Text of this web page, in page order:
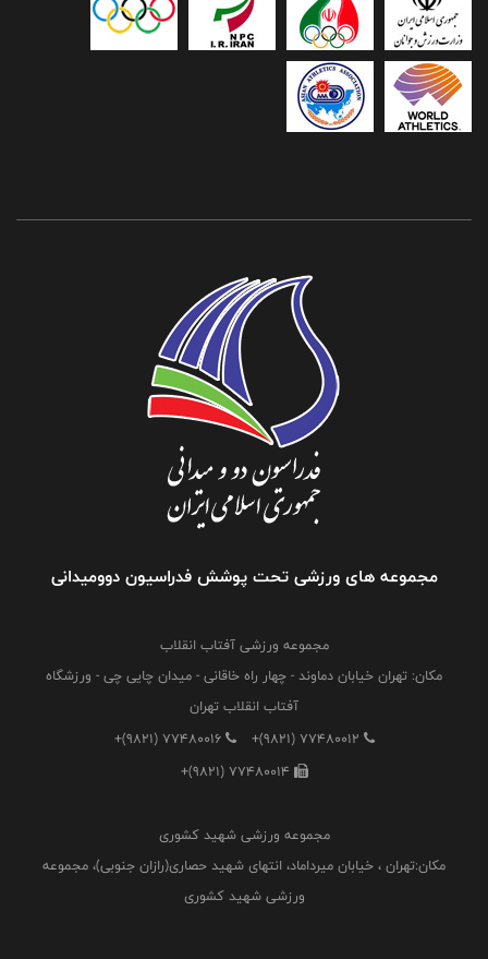
مجموعه های ورزشی تحت پوشش فدراسیون دوومیدانی
مجموعه ورزشی آفتاب انقلاب
مکان: تهران خیابان دماوند - چهار راه خاقانی - میدان چایی چی - ورزشگاه
آفتاب انقلاب تهران
+(9821) 77480012
+(9821) 77480016
+(9821) 77480014
مجموعه ورزشی شهید کشوری
مکان:تهران ، خیابان میرداماد، انتهای شهید حصاری(رازان جنوبی)، مجموعه
ورزشی شهید کشوری